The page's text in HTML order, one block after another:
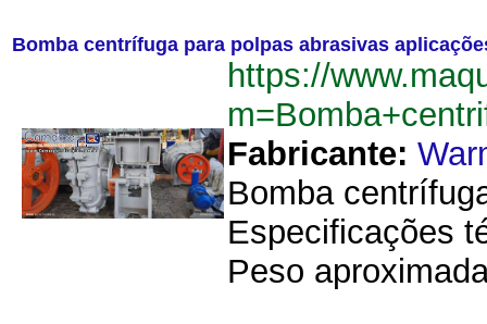
Bomba centrífuga para polpas abrasivas
https://
Fabricante:
Bomba
Especificações
Peso